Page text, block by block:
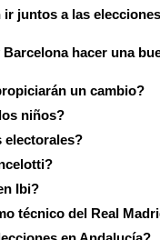
ir juntos a las elecciones
hacer una
un cambio?
niños?
electorales?
Ibi?
técnico del Real